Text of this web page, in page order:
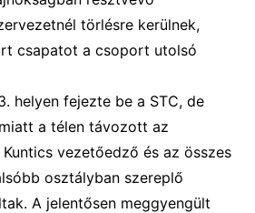
törlésre kerülnek,
csapatot a csoport utolsó
helyen fejezte be a STC, de
a télen távozott az
vezetőedző és az összes
osztályban szereplő
A jelentősen meggyengült